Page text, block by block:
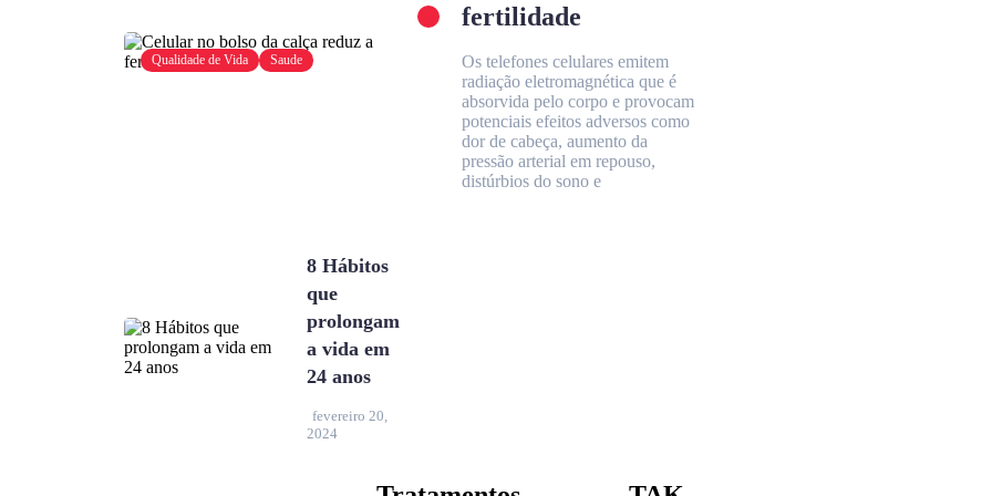
Qualidade de Vida Saude
fertilidade
Os telefones celulares emitem
radiação eletromagnética que é
absorvida pelo corpo e provocam
potenciais efeitos adversos como
dor de cabeça, aumento da
pressão arterial em repouso,
distúrbios do sono e
fevereiro 20,
2024
8 Hábitos
que
prolongam
a vida em
24 anos